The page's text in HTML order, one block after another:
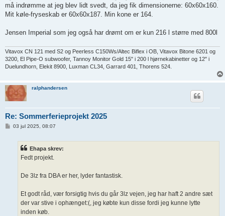
må indrømme at jeg blev lidt svedt, da jeg fik dimensionerne: 60x60x160.
Mit køle-fryseskab er 60x60x187. Min kone er 164.
Jensen Imperial som jeg også har drømt om er kun 216 l større med 800l
Vitavox CN 121 med S2 og Peerless C150Ws/Altec Biflex i OB, Vitavox Bitone 6201 og
3200, El Pipe-O subwoofer, Tannoy Monitor Gold 15" i 200 l hjørnekabinetter og 12" i
Duelundhorn, Elekit 8900, Luxman CL34, Garrard 401, Thorens 524.
ralphandersen
Re: Sommerferieprojekt 2025
03 jul 2025, 08:07
Ehapa skrev:
Fedt projekt.
De 3lz fra DBA er her, lyder fantastisk.
Et godt råd, vær forsigtig hvis du går 3lz vejen, jeg har haft 2 andre sæt
der var stive i ophænget:(, jeg købte kun disse fordi jeg kunne lytte
inden køb.